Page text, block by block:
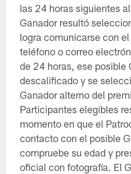
las 24 horas siguientes
Ganador resultó
logra comunicarse con
teléfono o correo
de 24 horas, ese posible
descalificado y se
Ganador alterno del
Participantes elegibles
momento en que el
contacto con el posible
compruebe su edad y
oficial con fotografía. El